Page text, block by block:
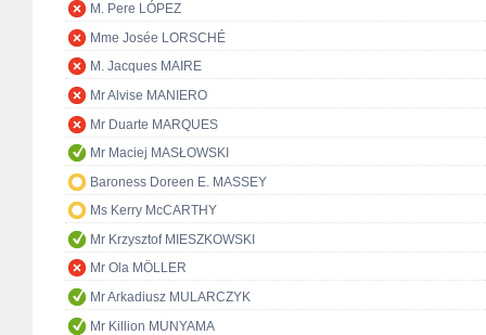
M. Pere LÓPEZ
Mme Josée LORSCHÉ
M. Jacques MAIRE
Mr Alvise MANIERO
Mr Duarte MARQUES
Mr Maciej MASŁOWSKI
Baroness Doreen E. MASSEY
Ms Kerry McCARTHY
Mr Krzysztof MIESZKOWSKI
Mr Ola MÖLLER
Mr Arkadiusz MULARCZYK
Mr Killion MUNYAMA